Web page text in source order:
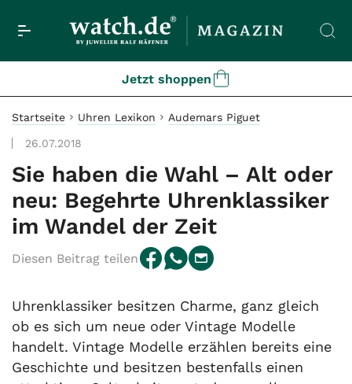
Jetzt shoppen
Startseite Uhren Lexikon Audemars Piguet
26.07.2018
Sie haben die Wahl – Alt oder
neu: Begehrte Uhrenklassiker
im Wandel der Zeit
Diesen Beitrag teilen
Uhrenklassiker besitzen Charme, ganz gleich
ob es sich um neue oder Vintage Modelle
handelt. Vintage Modelle erzählen bereits eine
Geschichte und besitzen bestenfalls einen